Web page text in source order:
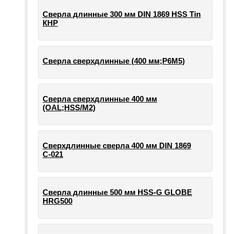
Сверла длинные 300 мм DIN 1869 HSS Tin
КНР
Сверла сверхдлинные (400 мм;Р6М5)
Сверла сверхдлинные 400 мм
(OAL;HSS/M2)
Сверхдлинные сверла 400 мм DIN 1869
С-021
Сверла длинные 500 мм HSS-G GLOBE
HRG500